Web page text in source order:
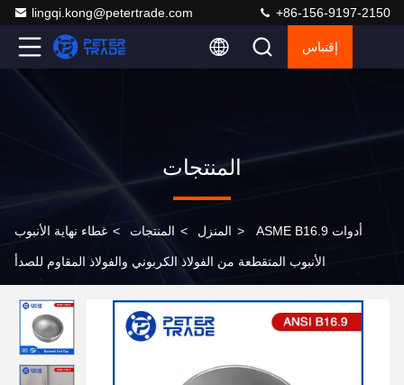
lingqi.kong@petertrade.com +86-156-9197-2150
إقتباس
المنتجات
المنزل > المنتجات > غطاء نهاية الأنبوب > ASME B16.9 أدوات
الأنبوب المتقطعة من الفولاذ الكربوني والفولاذ المقاوم للصدأ